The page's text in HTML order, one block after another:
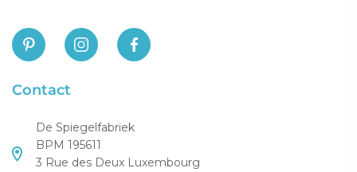
Contact
De Spiegelfabriek
BPM 195611
3 Rue des Deux Luxembourg